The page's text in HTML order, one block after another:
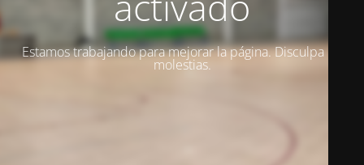
Estamos trabajando para mejorar la página. Disculpa las
molestias.